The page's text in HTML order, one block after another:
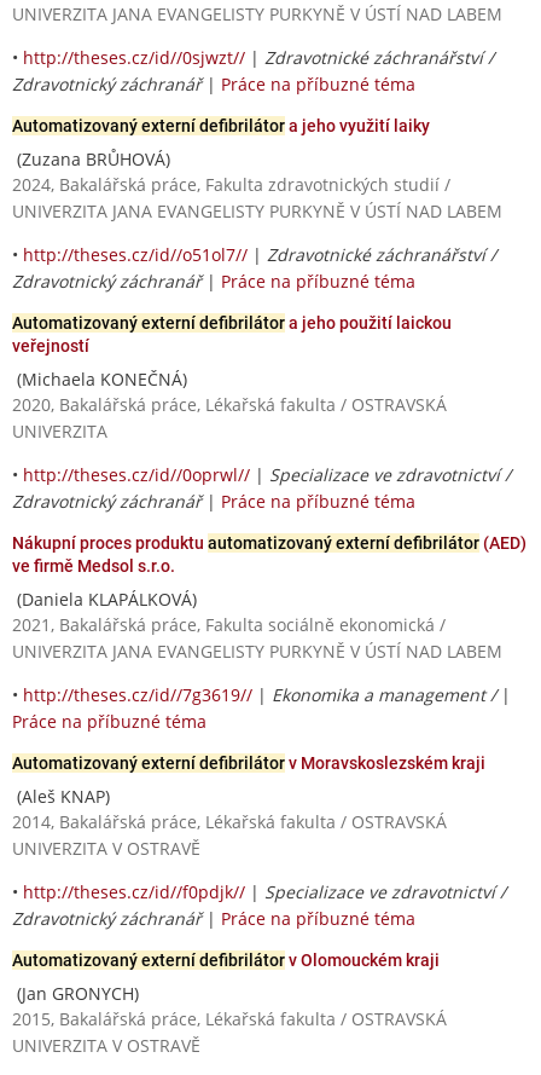
UNIVERZITA JANA EVANGELISTY PURKYNĚ V ÚSTÍ NAD LABEM
• http://theses.cz/id//0sjwzt// | Zdravotnické záchranářství /
Zdravotnický záchranář| Práce na příbuzné téma
Automatizovaný externí defibrilátora jeho využití laiky
(Zuzana BRŮHOVÁ)
2024, Bakalářská práce, Fakulta zdravotnických studií /
UNIVERZITA JANA EVANGELISTY PURKYNĚ V ÚSTÍ NAD LABEM
• http://theses.cz/id//o51ol7// | Zdravotnické záchranářství /
Zdravotnický záchranář| Práce na příbuzné téma
Automatizovaný externí defibrilátora jeho použití laickou
veřejností
(Michaela KONEČNÁ)
2020, Bakalářská práce, Lékařská fakulta / OSTRAVSKÁ
UNIVERZITA
• http://theses.cz/id//0oprwl// | Specializace ve zdravotnictví /
Zdravotnický záchranář| Práce na příbuzné téma
Nákupní proces produktu automatizovaný externí defibrilátor (AED)
ve firmě Medsol s.r.o.
(Daniela KLAPÁLKOVÁ)
2021, Bakalářská práce, Fakulta sociálně ekonomická /
UNIVERZITA JANA EVANGELISTY PURKYNĚ V ÚSTÍ NAD LABEM
• http://theses.cz/id//7g3619// | Ekonomika a management / |
Práce na příbuzné téma
Automatizovaný externí defibrilátorv Moravskoslezském kraji
(Aleš KNAP)
2014, Bakalářská práce, Lékařská fakulta / OSTRAVSKÁ
UNIVERZITA V OSTRAVĚ
• http://theses.cz/id//f0pdjk// | Specializace ve zdravotnictví /
Zdravotnický záchranář| Práce na příbuzné téma
Automatizovaný externí defibrilátorv Olomouckém kraji
(Jan GRONYCH)
2015, Bakalářská práce, Lékařská fakulta / OSTRAVSKÁ
UNIVERZITA V OSTRAVĚ